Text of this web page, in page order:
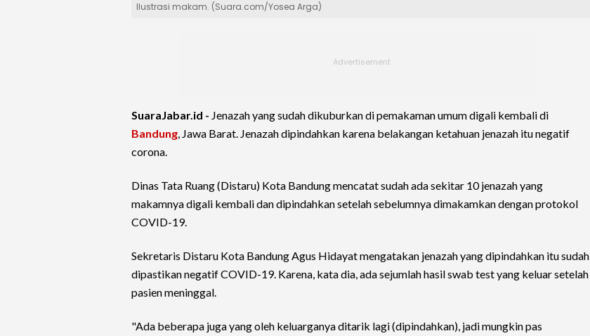
Ilustrasi makam. (Suara.com/Yosea Arga)
SuaraJabar.id - Jenazah yang sudah dikuburkan di pemakaman umum digali kembali di
Bandung, Jawa Barat. Jenazah dipindahkan karena belakangan ketahuan jenazah itu negatif
corona.
Dinas Tata Ruang (Distaru) Kota Bandung mencatat sudah ada sekitar 10 jenazah yang
makamnya digali kembali dan dipindahkan setelah sebelumnya dimakamkan dengan protokol
COVID-19.
Sekretaris Distaru Kota Bandung Agus Hidayat mengatakan jenazah yang dipindahkan itu sudah
dipastikan negatif COVID-19. Karena, kata dia, ada sejumlah hasil swab test yang keluar setelah
pasien meninggal.
"Ada beberapa juga yang oleh keluarganya ditarik lagi (dipindahkan), jadi mungkin pas